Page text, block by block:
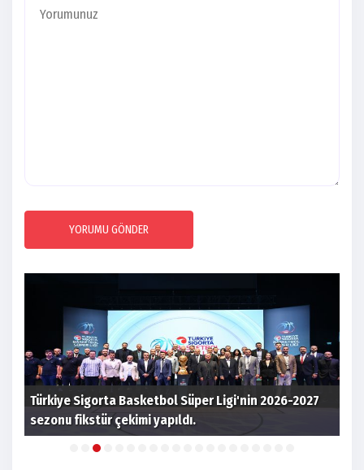
YORUMU GÖNDER
2026 Akdeniz Oyunları aday kadrosuna
Ankaragücü'nden Miraç çağrıldı